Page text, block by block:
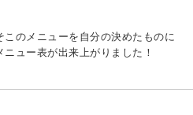
のメニューを自分の決めたものに
ュー表が出来上がりました！